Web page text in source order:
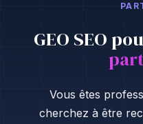
GEO SEO
Vous êtes
cherchez à être